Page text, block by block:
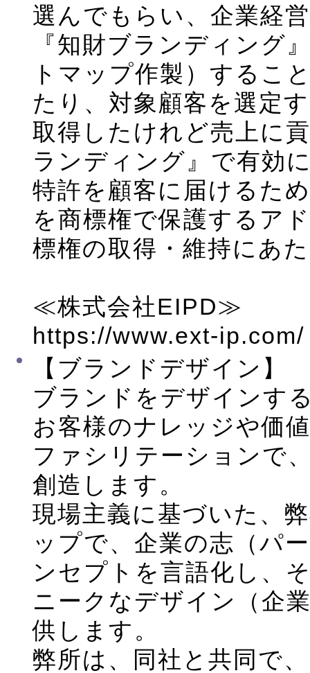
選んでもらい、企業経
『知財ブランディング
トマップ作製）するこ
たり、対象顧客を選定
取得したけれど売上に
ランディング』で有効
特許を顧客に届けるた
を商標権で保護するア
標権の取得・維持にあ
≪株式会社EIPD≫
https://www.ext-ip.com/
【ブランドデザイン】
ブランドをデザインす
お客様のナレッジや価
ファシリテーションで
創造します。
現場主義に基づいた、
ップで、企業の志（パ
ンセプトを言語化し、
ニークなデザイン（企
供します。
弊所は、同社と共同で